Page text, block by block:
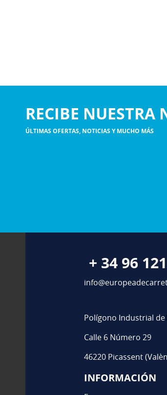
RECIBE NUESTRA
ÚLTIMAS OFERTAS, NOTICIAS Y MUCHO MÁS
+ 34 96
Polígono Industrial de
Calle 6 Número 29
46220 Picassent
INFORMACIÓN